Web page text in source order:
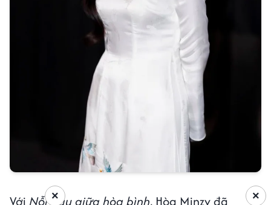
Với Nỗi đau giữa hòa bình, Hòa Minzy đã ×
×